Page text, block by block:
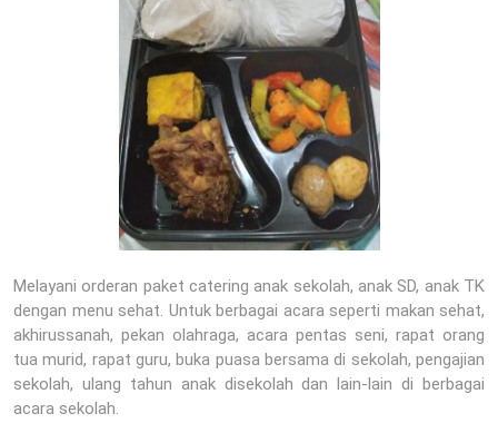
Melayani orderan paket catering anak sekolah, anak SD, anak TK
dengan menu sehat. Untuk berbagai acara seperti makan sehat,
akhirussanah, pekan olahraga, acara pentas seni, rapat orang
tua murid, rapat guru, buka puasa bersama di sekolah, pengajian
sekolah, ulang tahun anak disekolah dan lain-lain di berbagai
acara sekolah.